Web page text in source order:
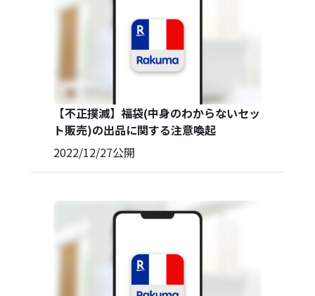
【不正撲滅】福袋(中身のわからないセッ
ト販売)の出品に関する注意喚起
2022/12/27公開